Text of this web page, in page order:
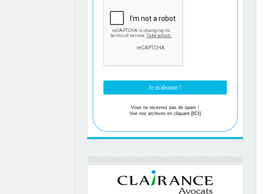
Vous ne recevrez pas de spam !
Voir nos archives en cliquant [ICI]